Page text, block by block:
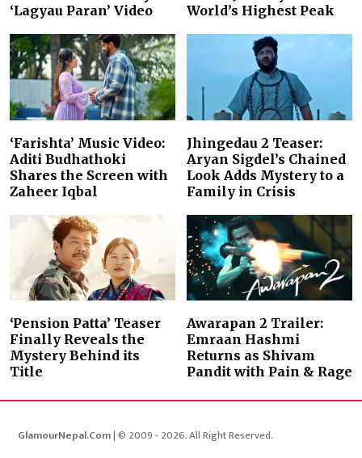
‘Lagyau Paran’ Video
World’s Highest Peak
‘Farishta’ Music Video:
Aditi Budhathoki
Shares the Screen with
Zaheer Iqbal
Jhingedau 2 Teaser:
Aryan Sigdel’s Chained
Look Adds Mystery to a
Family in Crisis
‘Pension Patta’ Teaser
Finally Reveals the
Mystery Behind its
Title
Awarapan 2 Trailer:
Emraan Hashmi
Returns as Shivam
Pandit with Pain & Rage
GlamourNepal.Com| © 2009 - 2026. All Right Reserved.